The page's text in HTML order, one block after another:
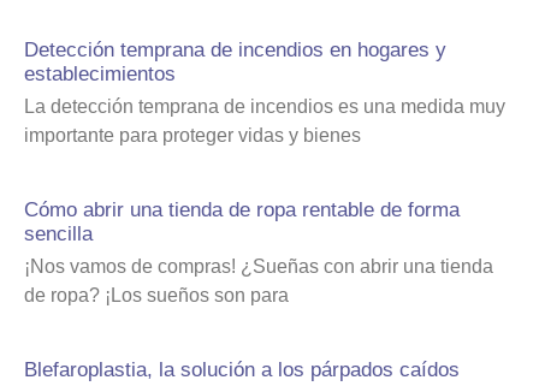
Detección temprana de incendios en hogares y
establecimientos
La detección temprana de incendios es una medida muy
importante para proteger vidas y bienes
Cómo abrir una tienda de ropa rentable de forma
sencilla
¡Nos vamos de compras! ¿Sueñas con abrir una tienda
de ropa? ¡Los sueños son para
Blefaroplastia, la solución a los párpados caídos